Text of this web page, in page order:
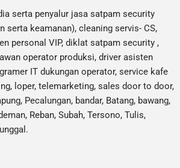
serta penyalur jasa satpam security
serta keamanan), cleaning servis- CS,
personal VIP, diklat satpam security ,
operator produksi, driver asisten
IT dukungan operator, service kafe
loper, telemarketing, sales door to door,
Pecalungan, bandar, Batang, bawang,
Reban, Subah, Tersono, Tulis,